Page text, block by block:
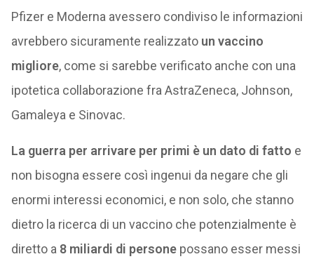
Pfizer e Moderna avessero condiviso le informazioni
avrebbero sicuramente realizzato un vaccino
migliore, come si sarebbe verificato anche con una
ipotetica collaborazione fra AstraZeneca, Johnson,
Gamaleya e Sinovac.
La guerra per arrivare per primi è un dato di fatto e
non bisogna essere così ingenui da negare che gli
enormi interessi economici, e non solo, che stanno
dietro la ricerca di un vaccino che potenzialmente è
diretto a 8 miliardi di personepossano esser messi